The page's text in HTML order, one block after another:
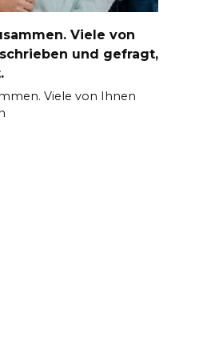
Viele von
und gefragt,
Viele von Ihnen